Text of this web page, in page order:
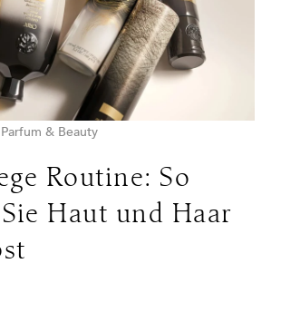
& Beauty
Routine: So
Haut und Haar